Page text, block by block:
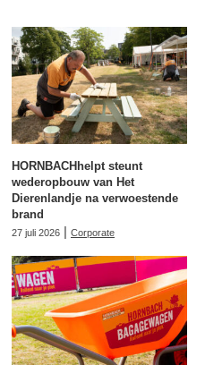
HORNBACHhelpt steunt
wederopbouw van Het
Dierenlandje na verwoestende
brand
27 juli 2026 | Corporate